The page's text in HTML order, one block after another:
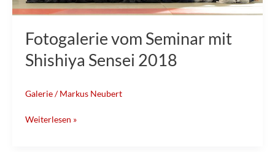
Fotogalerie vom Seminar mit
Shishiya Sensei 2018
Galerie/Markus Neubert
Weiterlesen »